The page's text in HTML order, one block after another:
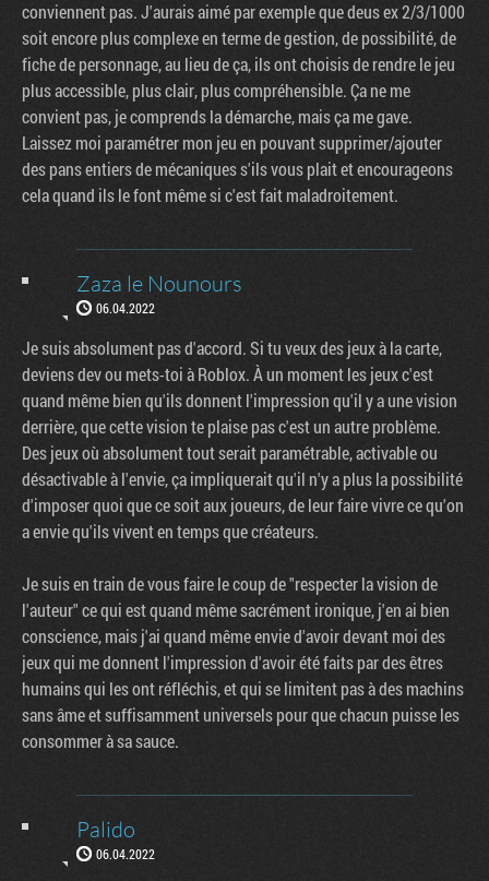
conviennent pas. J'aurais aimé par exemple que deus ex 2/3/1000
soit encore plus complexe en terme de gestion, de possibilité, de
fiche de personnage, au lieu de ça, ils ont choisis de rendre le jeu
plus accessible, plus clair, plus compréhensible. Ça ne me
convient pas, je comprends la démarche, mais ça me gave.
Laissez moi paramétrer mon jeu en pouvant supprimer/ajouter
des pans entiers de mécaniques s'ils vous plait et encourageons
cela quand ils le font même si c'est fait maladroitement.
Zaza le Nounours
06.04.2022
Je suis absolument pas d'accord. Si tu veux des jeux à la carte,
deviens dev ou mets-toi à Roblox. À un moment les jeux c'est
quand même bien qu'ils donnent l'impression qu'il y a une vision
derrière, que cette vision te plaise pas c'est un autre problème.
Des jeux où absolument tout serait paramétrable, activable ou
désactivable à l'envie, ça impliquerait qu'il n'y a plus la possibilité
d'imposer quoi que ce soit aux joueurs, de leur faire vivre ce qu'on
a envie qu'ils vivent en temps que créateurs.
Je suis en train de vous faire le coup de "respecter la vision de
l'auteur" ce qui est quand même sacrément ironique, j'en ai bien
conscience, mais j'ai quand même envie d'avoir devant moi des
jeux qui me donnent l'impression d'avoir été faits par des êtres
humains qui les ont réfléchis, et qui se limitent pas à des machins
sans âme et suffisamment universels pour que chacun puisse les
consommer à sa sauce.
Palido
06.04.2022